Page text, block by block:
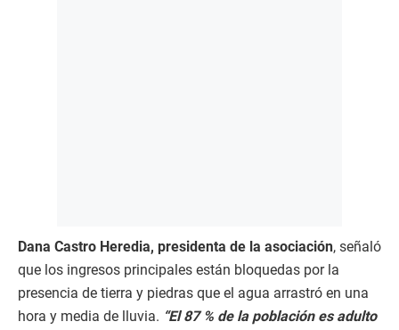
Dana Castro Heredia, presidenta de la asociación, señaló
que los ingresos principales están bloquedas por la
presencia de tierra y piedras que el agua arrastró en una
hora y media de lluvia. “El 87 % de la población es adulto